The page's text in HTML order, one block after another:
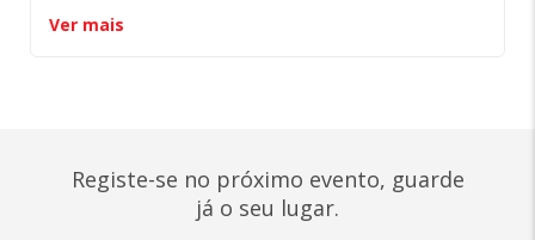
Ver mais
Registe-se no próximo evento, guarde
já o seu lugar.